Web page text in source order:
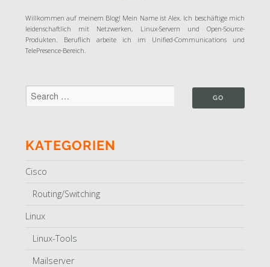
Willkommen auf meinem Blog! Mein Name ist Alex. Ich beschäftige mich
leidenschaftlich mit Netzwerken, Linux-Servern und Open-Source-
Produkten. Beruflich arbeite ich im Unified-Communications und
TelePresence-Bereich.
KATEGORIEN
Cisco
Routing/Switching
Linux
Linux-Tools
Mailserver